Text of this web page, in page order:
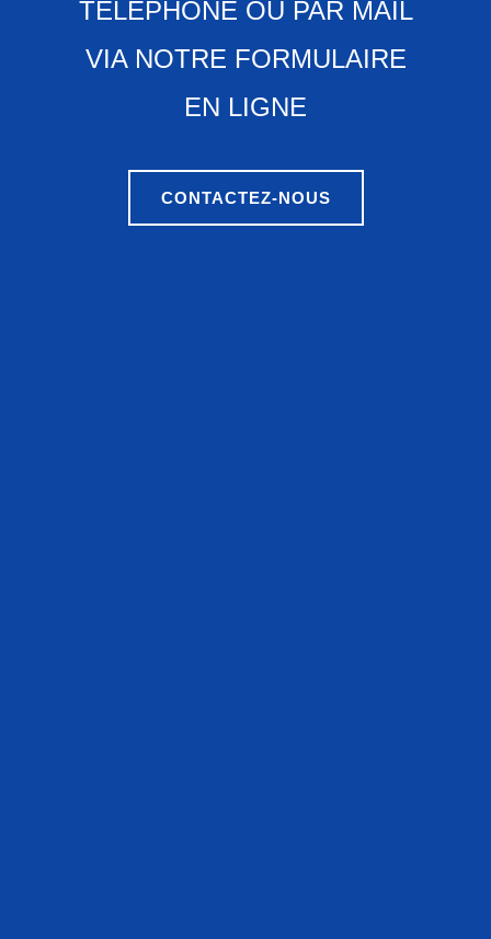
TÉLÉPHONE OU PAR MAIL
VIA NOTRE FORMULAIRE
EN LIGNE
CONTACTEZ-NOUS